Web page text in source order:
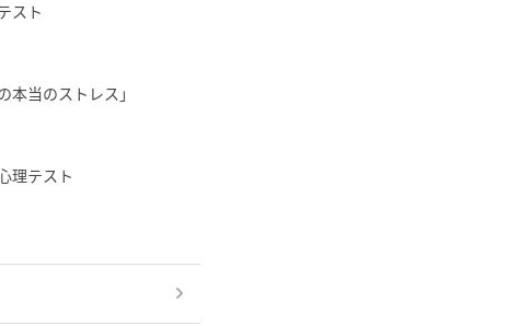
スト
本当のストレス」
理テスト